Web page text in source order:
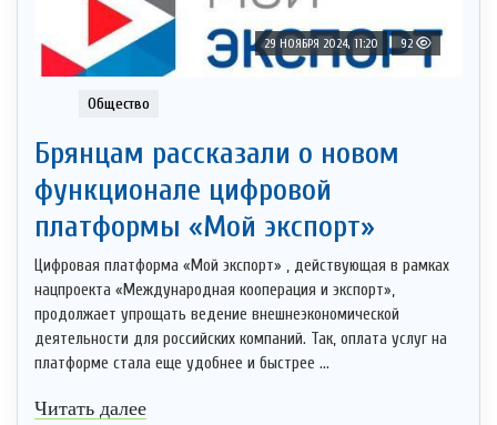
29 НОЯБРЯ 2024, 11:20 92
Общество
Брянцам рассказали о новом
функционале цифровой
платформы «Мой экспорт»
Цифровая платформа «Мой экспорт» , действующая в рамках
нацпроекта «Международная кооперация и экспорт»,
продолжает упрощать ведение внешнеэкономической
деятельности для российских компаний. Так, оплата услуг на
платформе стала еще удобнее и быстрее ...
Читать далее